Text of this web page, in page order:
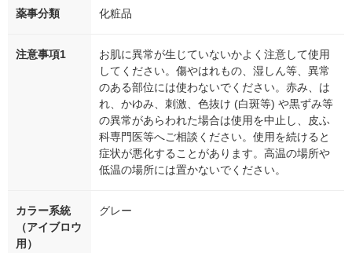
薬事分類 化粧品
注意事項1
お肌に異常が生じていないかよく注意して使用
してください。傷やはれもの、湿しん等、異常
のある部位には使わないでください。赤み、は
れ、かゆみ、刺激、色抜け (白斑等) や黒ずみ等
の異常があらわれた場合は使用を中止し、皮ふ
科専門医等へご相談ください。使用を続けると
症状が悪化することがあります。高温の場所や
低温の場所には置かないでください。
カラー系統
（アイブロウ
用）
グレー